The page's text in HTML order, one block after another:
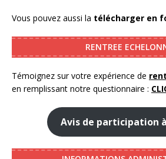
Vous pouvez aussi la télécharger en
RENTREE
Témoignez sur votre expérience de
en remplissant notre questionnaire :
Avis de participation à